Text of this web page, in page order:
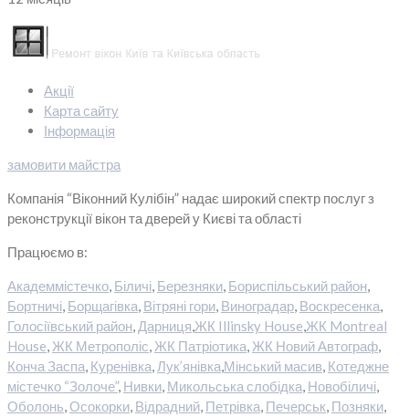
Акції
Карта сайту
Інформація
замовити майстра
Компанія “Віконний Кулібін” надає широкий спектр послуг з
реконструкції вікон та дверей у Києві та області
Працюємо в:
Академмістечко, Біличі, Березняки, Бориспільський район,
Бортничі, Борщагівка, Вітряні гори, Виноградар, Воскресенка,
Голосіївський район, Дарниця,ЖК Illinsky House,ЖК Montreal
House, ЖК Метрополіс, ЖК Патріотика, ЖК Новий Автограф,
Конча Заспа, Куренівка, Лук’янівка,Мінський масив, Котеджне
містечко “Золоче”, Нивки, Микольська слобідка, Новобіличі,
Оболонь, Осокорки, Відрадний, Петрівка, Печерськ, Позняки,